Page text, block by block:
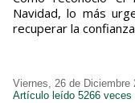
Navidad, lo más
recuperar la
Viernes, 26 de Diciembre
Artículo leído 5266 veces